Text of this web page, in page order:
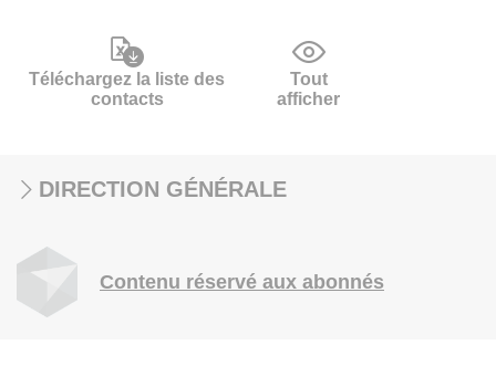
Téléchargez la liste des
contacts
Tout
afficher
DIRECTION GÉNÉRALE
Contenu réservé aux abonnés